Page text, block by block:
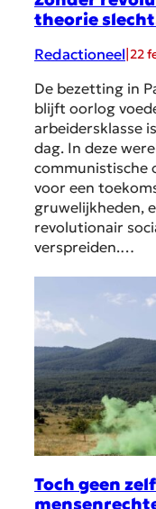
theorie
Redactioneel 22
De bezetting in
blijft oorlog
arbeidersklasse
dag. In deze
communistische
voor een
gruwelijkheden,
revolutionair
verspreiden.…
Toch geen